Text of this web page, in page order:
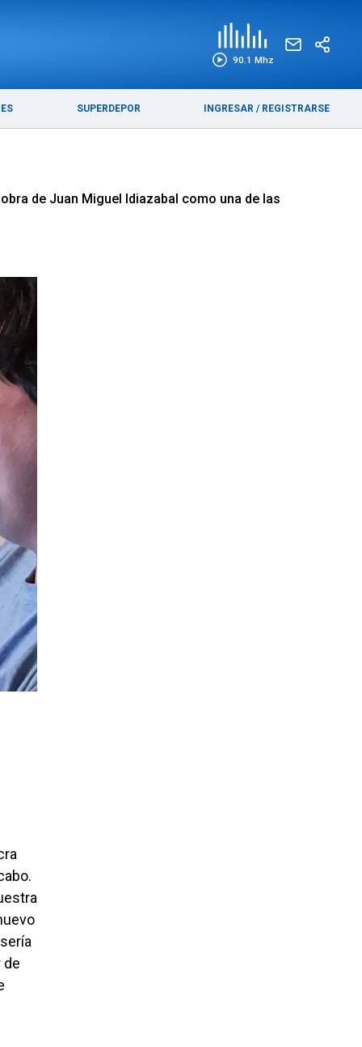
90.1 Mhz
SUPERDEPOR INGRESAR / REGISTRARSE
de Juan Miguel Idiazabal como una de las
de